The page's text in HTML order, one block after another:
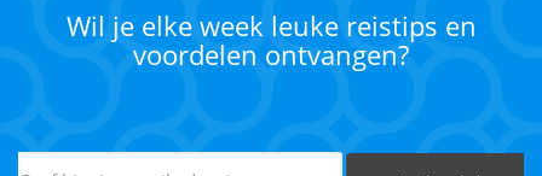
Wil je elke week leuke reistips en
voordelen ontvangen?